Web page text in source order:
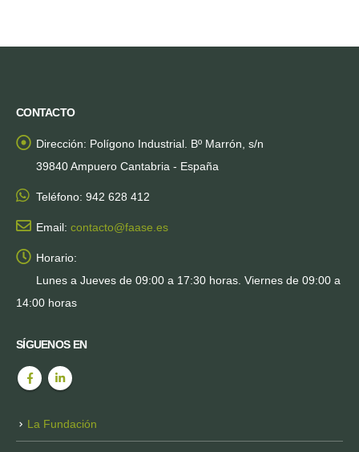
CONTACTO
Dirección: Polígono Industrial. Bº Marrón, s/n
39840 Ampuero Cantabria - España
Teléfono: 942 628 412
Email: contacto@faase.es
Horario:
Lunes a Jueves de 09:00 a 17:30 horas. Viernes de 09:00 a
14:00 horas
SÍGUENOS EN
La Fundación